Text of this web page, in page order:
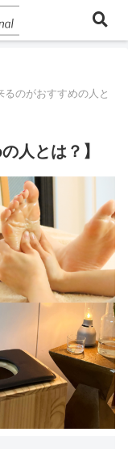
るのがおすすめの人と
人とは？】